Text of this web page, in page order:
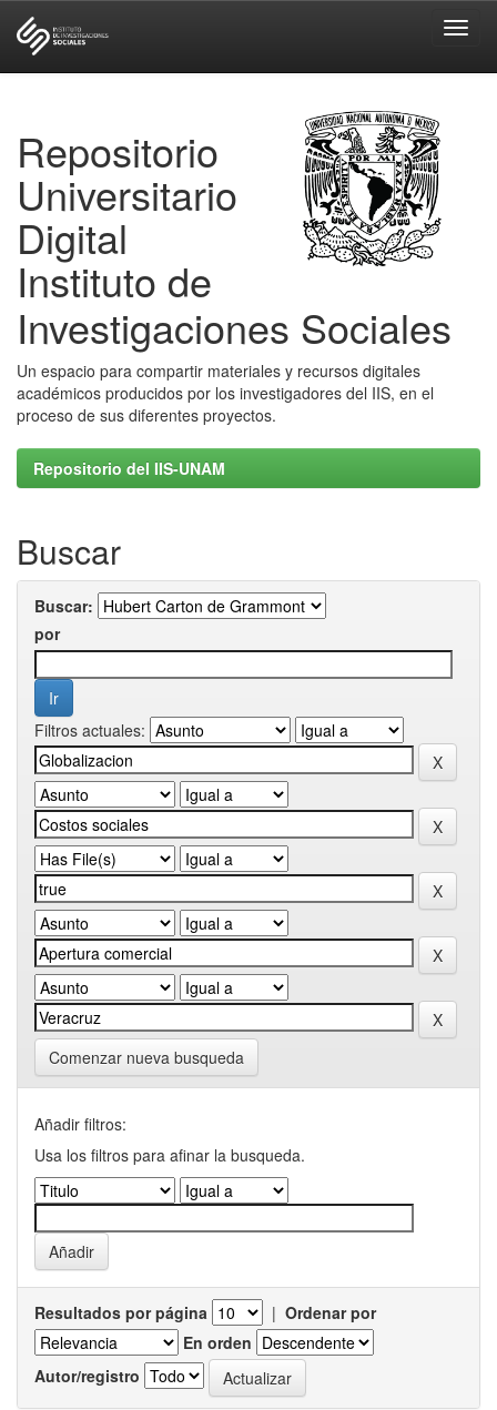
Repositorio
Universitario
Digital
Instituto de
Investigaciones Sociales
Un espacio para compartir materiales y recursos digitales
académicos producidos por los investigadores del IIS, en el
proceso de sus diferentes proyectos.
Repositorio del IIS-UNAM
Buscar
Buscar:
por
Filtros actuales:
Comenzar nueva busqueda
Añadir filtros:
Usa los filtros para afinar la busqueda.
Resultados por página | Ordenar por
En orden
Autor/registro